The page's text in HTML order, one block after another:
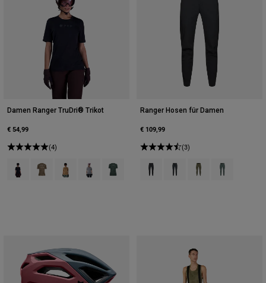
Damen Ranger TruDri® Trikot
€ 54,99
(4)
Product swatch type of Schwarz.
Product swatch type of Dreck Braun.
Product swatch type of Muskatnussbraun.
Product swatch type of Zinngrau.
Product swatch type of Salbei Grün.
Ranger Hosen für Damen
€ 109,99
(3)
Product swatch type of Schwarz.
Product swatch type of
Product swatch
Product